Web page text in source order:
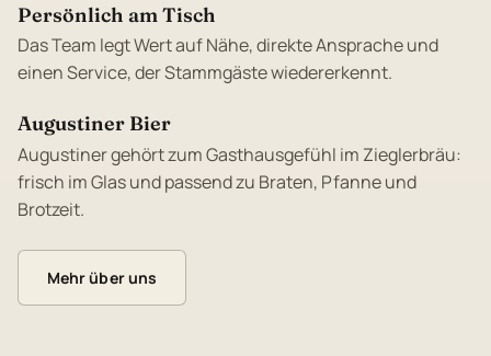
Persönlich am Tisch
Das Team legt Wert auf Nähe, direkte Ansprache und
einen Service, der Stammgäste wiedererkennt.
Augustiner Bier
Augustiner gehört zum Gasthausgefühl im Zieglerbräu:
frisch im Glas und passend zu Braten, Pfanne und
Brotzeit.
Mehr über uns